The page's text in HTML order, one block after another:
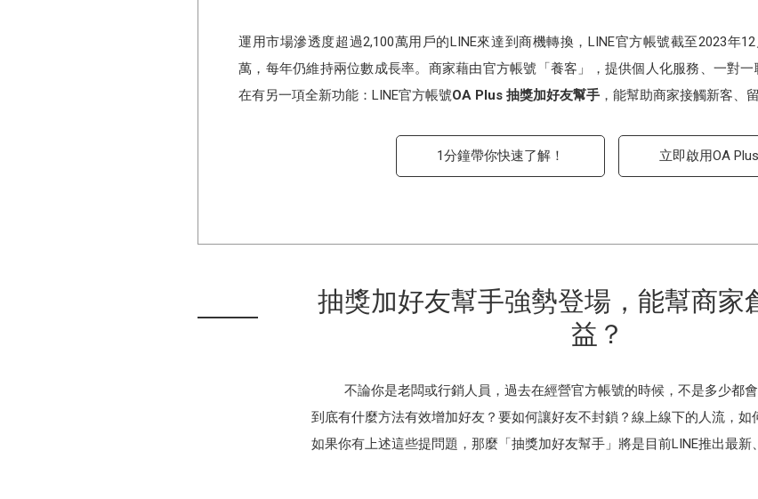
運用市場滲透度超過2,100萬用戶的LINE來達到商機轉換，LINE官方帳號截至2023年
萬，每年仍維持兩位數成長率。商家藉由官方帳號「養客」，提供個人化服務、一對
在有另一項全新功能：LINE官方帳號OA Plus 抽獎加好友幫手 ，能幫助商家接觸新客、
1分鐘帶你快速了解！ 立即啟用OA Plus
抽獎加好友幫手強勢登場，能幫商家
益？
不論你是老闆或行銷人員，過去在經營官方帳號的時候，不是多少都
到底有什麼方法有效增加好友？要如何讓好友不封鎖？線上線下的人流，如
如果你有上述這些提問題，那麼「抽獎加好友幫手」將是目前LINE推出最新